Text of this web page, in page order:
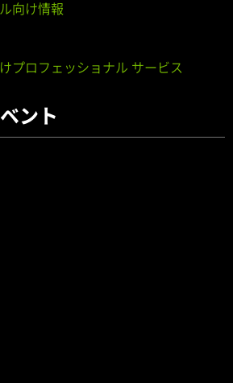
向け情報
プロフェッショナル サービス
ント